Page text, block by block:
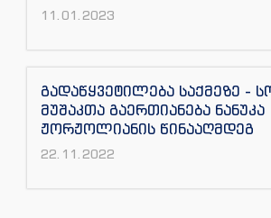
11.01.2023
გადაწყვეტილება საქმეზე -
მუშაკთა გაერთიანება ნანუკა
ჟორჟოლიანის წინააღმდეგ
22.11.2022